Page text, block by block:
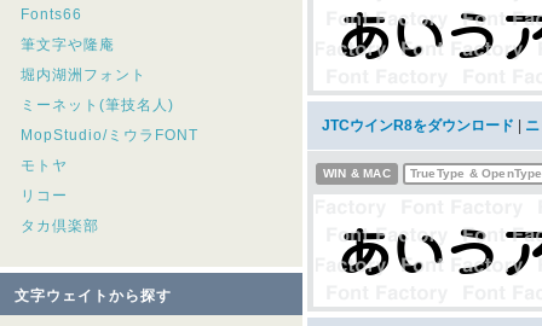
Fonts66
筆文字や隆庵
堀内湖洲フォント
ミーネット(筆技名人)
MopStudio/ミウラFONT
モトヤ
リコー
タカ倶楽部
文字ウェイトから探す
JTCウインR8をダウンロード
WIN & MAC TrueType & OpenType